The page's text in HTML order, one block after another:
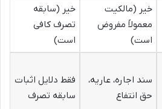
خیر (مالکیت
معمولاً مفروض
است)
خیر (سابقه
تصرف کافی
است)
سند اجاره، عاریه،
حق انتفاع
فقط دلایل اثبات
سابقه تصرف